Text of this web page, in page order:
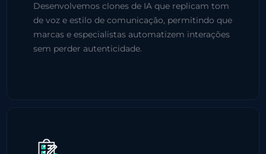
Desenvolvemos clones de IA que replicam tom
de voz e estilo de comunicação, permitindo que
marcas e especialistas automatizem interações
sem perder autenticidade.